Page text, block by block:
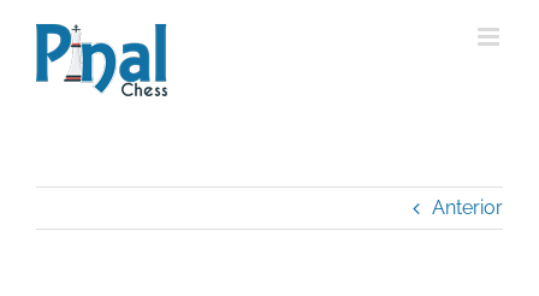
contenido
Anterior